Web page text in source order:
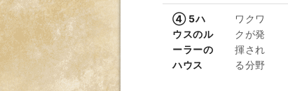
④ 5ハ
ウスのル
ーラーの
ハウス
ワクワ
クが発
揮され
る分野